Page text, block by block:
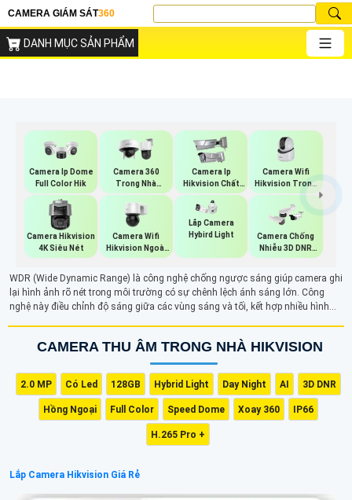
CAMERA GIÁM SÁT360
DANH MỤC SẢN PHẨM
Camera Ip Dome
Full Color Hik
Camera 360
Trong Nhà
Hikvision
Camera Ip
Hikvision Chất
Lượng
Camera Wifi
Hikvision Trong
Nhà
Camera Hikvision
4K Siêu Nét
Camera Wifi
Hikvision Ngoài
Trời 360
Lắp Camera
Hybird Light
Camera Chống
Nhiễu 3D DNR
Hikvison
WDR (Wide Dynamic Range) là công nghệ chống ngược sáng giúp camera ghi
lại hình ảnh rõ nét trong môi trường có sự chênh lệch ánh sáng lớn. Công
nghệ này điều chỉnh độ sáng giữa các vùng sáng và tối, kết hợp nhiều hình
tránh hiện tượng nhòe hình ảnh khi gặp ánh sáng mạnh.
CAMERA THU ÂM TRONG NHÀ HIKVISION
2.0 MP Có Led 128GB Hybrid Light Day Night AI 3D DNR
Hồng Ngoại Full Color Speed Dome Xoay 360 IP66
H.265 Pro +
Lắp Camera Hikvision Giá Rẻ